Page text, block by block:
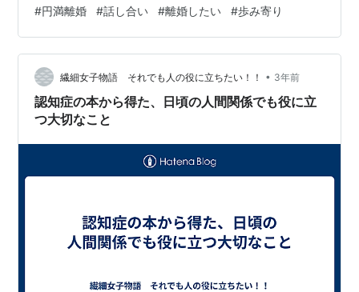
ていただきます。） 「ちょっと聞いてみるんだけ
ど・・・。」と、最初に彼に話を持ち掛ける前から、
『離婚する』と私の気持ちは決まっていました。 しか
し、いきなり「離婚したい」と直球を投げては、相手の
怒りを買うだけです。 考え始めただけでまだ決めてな
い、迷っている、あなたの考えが聞きたいの・・・。
#円満離婚 #話し合い #離婚したい #歩み寄り
繊細女子物語 それでも人の役に立ちたい！！ • 3年前
認知症の本から得た、日頃の人間関係でも役に立
つ大切なこと